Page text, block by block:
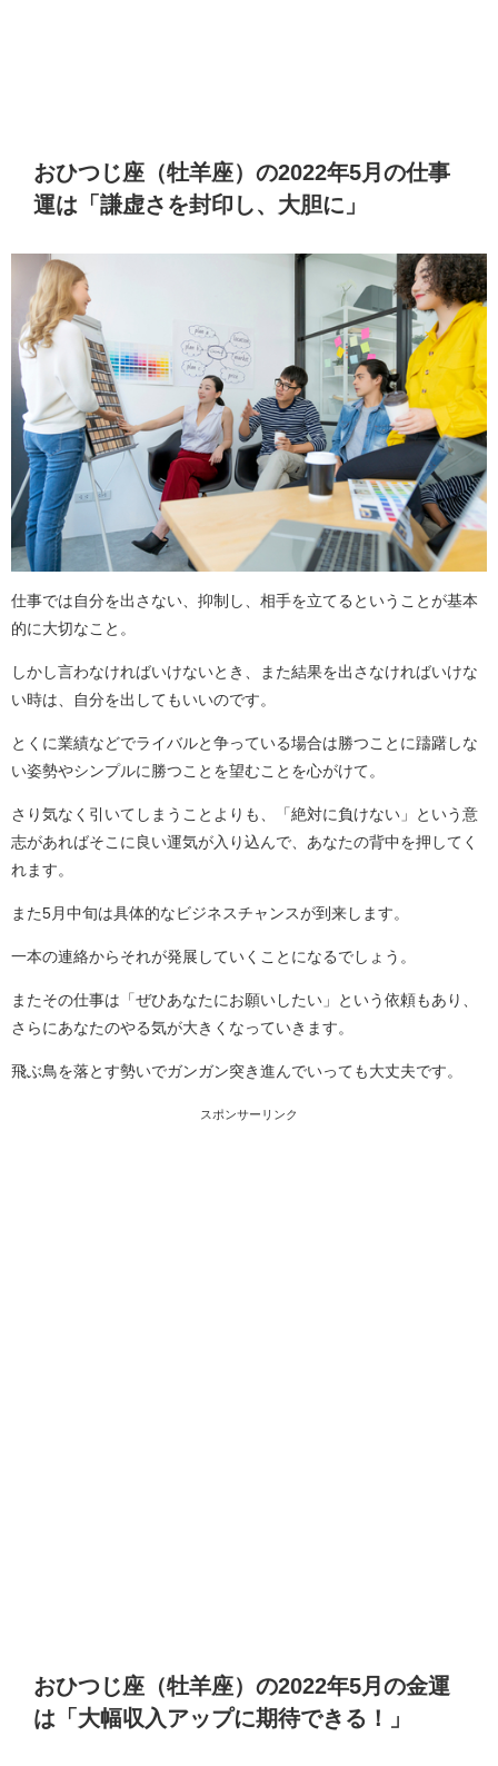
おひつじ座（牡羊座）の2022年5月の仕事
運は「謙虚さを封印し、大胆に」
仕事では自分を出さない、抑制し、相手を立てるということが基本
的に大切なこと。
しかし言わなければいけないとき、また結果を出さなければいけな
い時は、自分を出してもいいのです。
とくに業績などでライバルと争っている場合は勝つことに躊躇しな
い姿勢やシンプルに勝つことを望むことを心がけて。
さり気なく引いてしまうことよりも、「絶対に負けない」という意
志があればそこに良い運気が入り込んで、あなたの背中を押してく
れます。
また5月中旬は具体的なビジネスチャンスが到来します。
一本の連絡からそれが発展していくことになるでしょう。
またその仕事は「ぜひあなたにお願いしたい」という依頼もあり、
さらにあなたのやる気が大きくなっていきます。
飛ぶ鳥を落とす勢いでガンガン突き進んでいっても大丈夫です。
スポンサーリンク
おひつじ座（牡羊座）の2022年5月の金運
は「大幅収入アップに期待できる！」